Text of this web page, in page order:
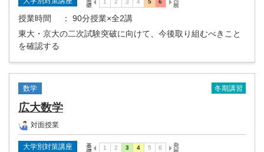
授業時間
： 90分授業×全2講
東大・京大の二次試験突破に向けて、今後取り組むべきこと
を確認する
数学 冬期講習
広大数学
対面授業
大学別対策講座